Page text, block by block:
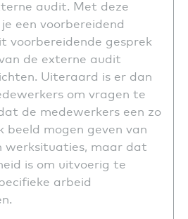
audit. Met deze
een voorbereidend
voorbereidende gesprek
de externe audit
Uiteraard is er dan
om vragen te
de medewerkers een zo
beeld mogen geven van
werksituaties, maar dat
is om uitvoerig te
arbeid